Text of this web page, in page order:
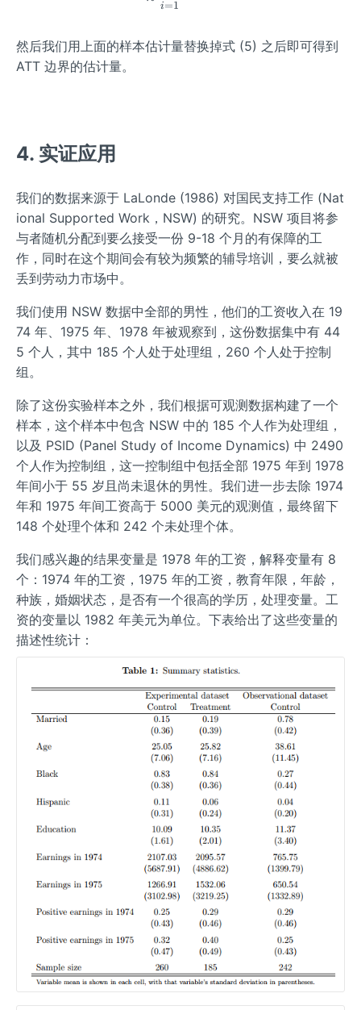
i=1
然后我们用上面的样本估计量替换掉式 (5) 之后即可得到
ATT 边界的估计量。
4. 实证应用
我们的数据来源于 LaLonde (1986) 对国民支持工作 (Nat
ional Supported Work，NSW) 的研究。NSW 项目将参
与者随机分配到要么接受一份 9-18 个月的有保障的工
作，同时在这个期间会有较为频繁的辅导培训，要么就被
丢到劳动力市场中。
我们使用 NSW 数据中全部的男性，他们的工资收入在 19
74 年、1975 年、1978 年被观察到，这份数据集中有 44
5 个人，其中 185 个人处于处理组，260 个人处于控制
组。
除了这份实验样本之外，我们根据可观测数据构建了一个
样本，这个样本中包含 NSW 中的 185 个人作为处理组，
以及 PSID (Panel Study of Income Dynamics) 中 2490
个人作为控制组，这一控制组中包括全部 1975 年到 1978
年间小于 55 岁且尚未退休的男性。我们进一步去除 1974
年和 1975 年间工资高于 5000 美元的观测值，最终留下
148 个处理个体和 242 个未处理个体。
我们感兴趣的结果变量是 1978 年的工资，解释变量有 8
个：1974 年的工资，1975 年的工资，教育年限，年龄，
种族，婚姻状态，是否有一个很高的学历，处理变量。工
资的变量以 1982 年美元为单位。下表给出了这些变量的
描述性统计：